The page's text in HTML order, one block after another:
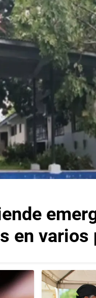
en varios